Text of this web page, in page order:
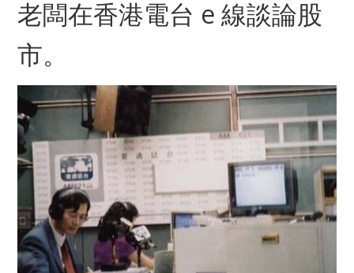
老闆在香港電台 e 線談論股
市。